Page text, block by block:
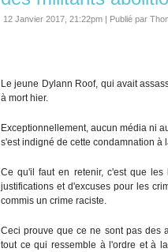
12 Janvier 2017, 21:22pm | Publié par
Le jeune Dylann Roof, qui avait
à mort hier.
Exceptionnellement, aucun média ni
s'est indigné de cette condamnation à
Ce qu'il faut en retenir, c'est que les
justifications et d'excuses pour les
commis un crime raciste.
Ceci prouve que ce ne sont pas des
tout ce qui ressemble à l'ordre et à